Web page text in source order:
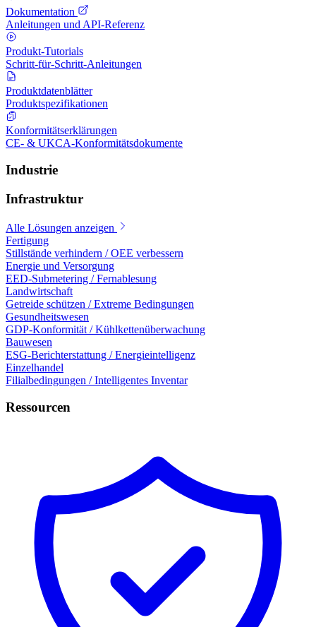
Dokumentation
Anleitungen und API-Referenz
Produkt-Tutorials
Schritt-für-Schritt-Anleitungen
Produktdatenblätter
Produktspezifikationen
Konformitätserklärungen
CE- & UKCA-Konformitätsdokumente
Industrie
Infrastruktur
Alle Lösungen anzeigen
Fertigung
Stillstände verhindern / OEE verbessern
Energie und Versorgung
EED-Submetering / Fernablesung
Landwirtschaft
Getreide schützen / Extreme Bedingungen
Gesundheitswesen
GDP-Konformität / Kühlkettenüberwachung
Bauwesen
ESG-Berichterstattung / Energieintelligenz
Einzelhandel
Filialbedingungen / Intelligentes Inventar
Ressourcen